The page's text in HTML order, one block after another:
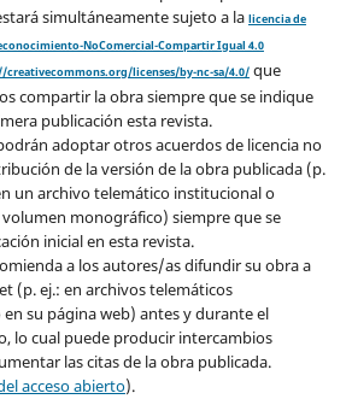
simultáneamente sujeto a la licencia de
NoComercial-Compartir Igual 4.0
creativecommons.org/licenses/by-nc-sa/4.0/que
compartir la obra siempre que se indique
publicación esta revista.
adoptar otros acuerdos de licencia no
de la versión de la obra publicada (p.
un archivo telemático institucional o
monográfico) siempre que se
inicial en esta revista.
a los autores/as difundir su obra a
(p. ej.: en archivos telemáticos
su página web) antes y durante el
lo cual puede producir intercambios
las citas de la obra publicada.
acceso abierto).